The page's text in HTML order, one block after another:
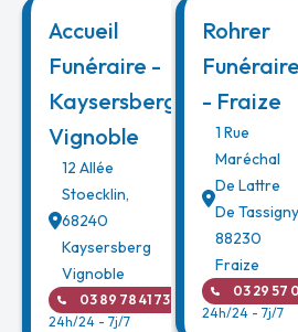
Accueil
Funéraire -
Kaysersberg
Vignoble
12 Allée
Stoecklin,
68240
Kaysersberg
Vignoble
03 89 78 41 73
24h/24 - 7j/7
Rohrer
Funéraire
- Fraize
1 Rue
Maréchal
De Lattre
De Tassigny
88230
Fraize
03 29 57
24h/24 - 7j/7